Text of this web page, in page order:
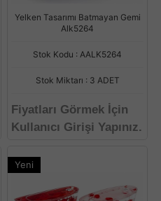
Yelken Tasarımı Batmayan Gemi
Alk5264
Stok Kodu : AALK5264
Stok Miktarı : 3 ADET
Fiyatları Görmek İçin
Kullanıcı Girişi Yapınız.
Yeni